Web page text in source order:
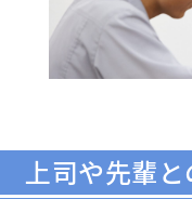
上司や先輩と